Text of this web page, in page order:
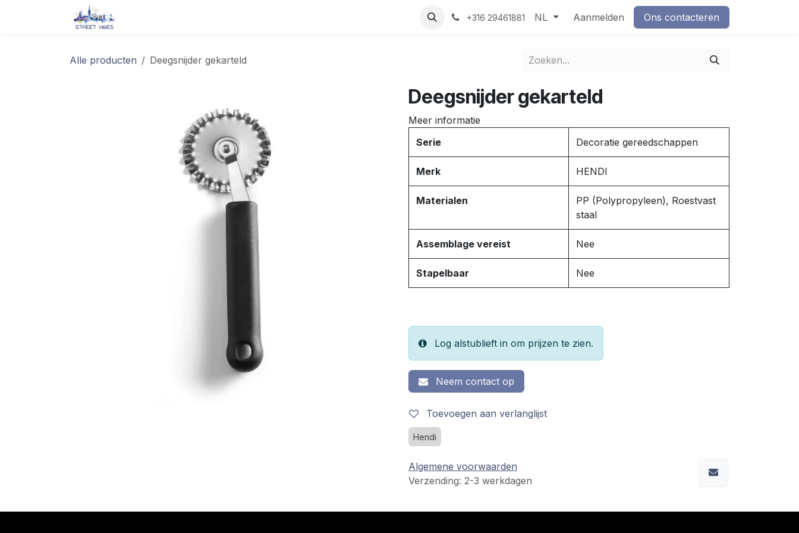
Overslaan naar inhoud
Contact +316 29461881 NL Aanmelden Ons contacteren
Alle producten Deegsnijder gekarteld
Deegsnijder gekarteld
Meer informatie
Serie
Decoratie gereedschappen
Merk HENDI
Materialen
PP (Polypropyleen), Roestvast
staal
Assemblage vereist Nee
Stapelbaar Nee
Log alstublieft in om prijzen te zien.
Neem contact op
Toevoegen aan verlanglijst
Hendi
Algemene voorwaarden
Verzending: 2-3 werkdagen